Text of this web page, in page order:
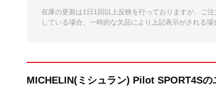
在庫の更新は1日1回以上反映を行っておりますが、ご
している場合、一時的な欠品により上記表示がされる場
MICHELIN(ミシュラン) Pilot SPORT4Sの